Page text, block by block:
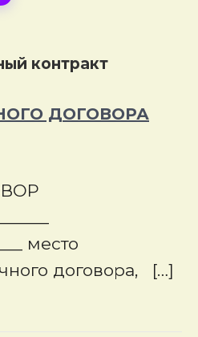
контракт
ДОГОВОРА
место
договора, […]